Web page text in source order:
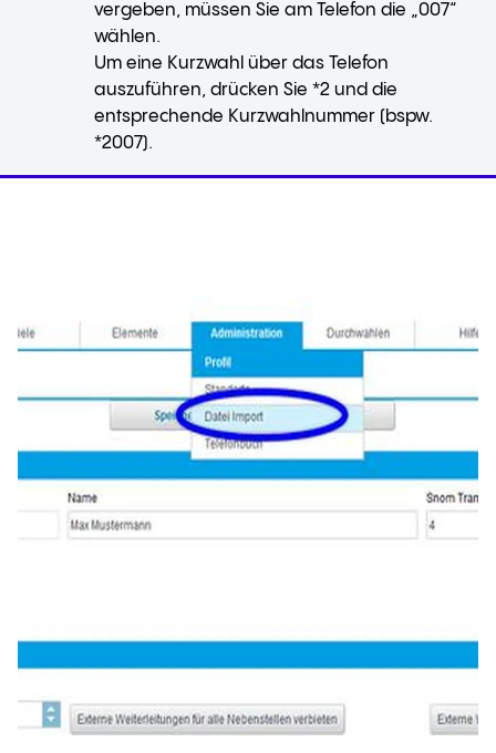
vergeben, müssen Sie am Telefon die „007“
wählen.
Um eine Kurzwahl über das Telefon
auszuführen, drücken Sie *2 und die
entsprechende Kurzwahlnummer (bspw.
*2007).